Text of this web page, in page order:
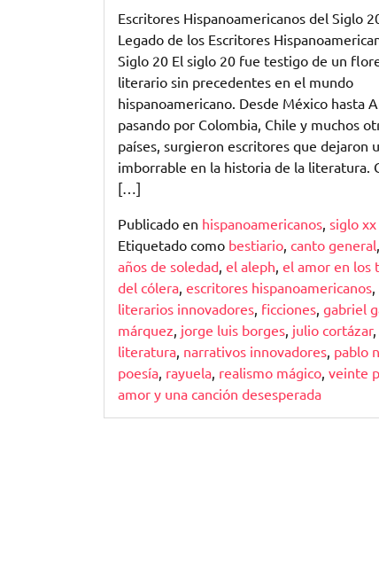
Mirada
a
la
Literatura
que
Marcó
una
Época
Escritores Hispanoamericanos del Siglo
Legado de los Escritores
Siglo 20 El siglo 20 fue testigo de un
literario sin precedentes en el mundo
hispanoamericano. Desde México hasta
pasando por Colombia, Chile y muchos
países, surgieron escritores que dejaron
imborrable en la historia de la literatura.
[…]
Publicado en hispanoamericanos, siglo xx
Etiquetado como bestiario, canto general,
años de soledad, el aleph, el amor en los
del cólera, escritores hispanoamericanos,
literarios innovadores, ficciones, gabriel
márquez, jorge luis borges, julio cortázar,
literatura, narrativos innovadores, pablo
poesía, rayuela, realismo mágico, veinte
amor y una canción desesperada